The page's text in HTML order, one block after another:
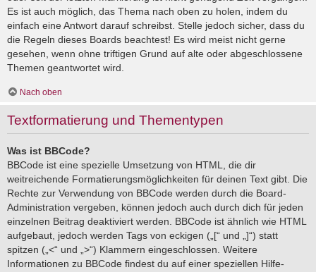
Es ist auch möglich, das Thema nach oben zu holen, indem du
einfach eine Antwort darauf schreibst. Stelle jedoch sicher, dass du
die Regeln dieses Boards beachtest! Es wird meist nicht gerne
gesehen, wenn ohne triftigen Grund auf alte oder abgeschlossene
Themen geantwortet wird.
Nach oben
Textformatierung und Thementypen
Was ist BBCode?
BBCode ist eine spezielle Umsetzung von HTML, die dir
weitreichende Formatierungsmöglichkeiten für deinen Text gibt. Die
Rechte zur Verwendung von BBCode werden durch die Board-
Administration vergeben, können jedoch auch durch dich für jeden
einzelnen Beitrag deaktiviert werden. BBCode ist ähnlich wie HTML
aufgebaut, jedoch werden Tags von eckigen („[“ und „]“) statt
spitzen („<“ und „>“) Klammern eingeschlossen. Weitere
Informationen zu BBCode findest du auf einer speziellen Hilfe-